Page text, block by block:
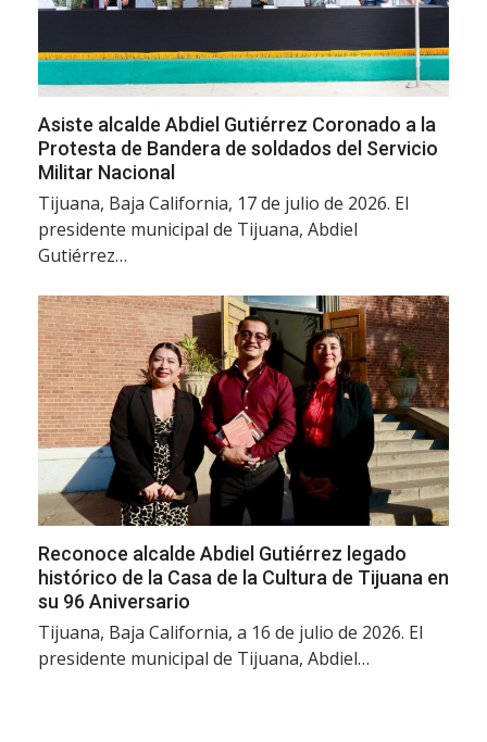
Asiste alcalde Abdiel Gutiérrez Coronado a la
Protesta de Bandera de soldados del Servicio
Militar Nacional
Tijuana, Baja California, 17 de julio de 2026. El
presidente municipal de Tijuana, Abdiel
Gutiérrez…
Reconoce alcalde Abdiel Gutiérrez legado
histórico de la Casa de la Cultura de Tijuana en
su 96 Aniversario
Tijuana, Baja California, a 16 de julio de 2026. El
presidente municipal de Tijuana, Abdiel…